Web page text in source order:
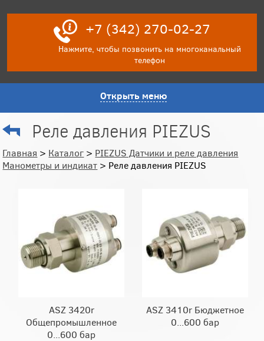
+7 (342) 270-02-27
Нажмите, чтобы позвонить на многоканальный
телефон
Открыть меню
Реле давления PIEZUS
Главная > Каталог > PIEZUS Датчики и реле давления
Манометры и индикат > Реле давления PIEZUS
ASZ 3420r
Общепромышленное
0...600 бар
ASZ 3410r Бюджетное
0...600 бар